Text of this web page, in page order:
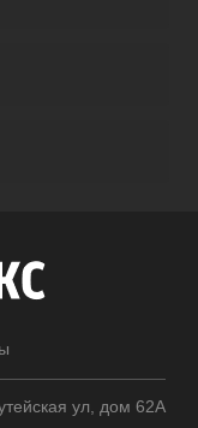
ул, дом 62А